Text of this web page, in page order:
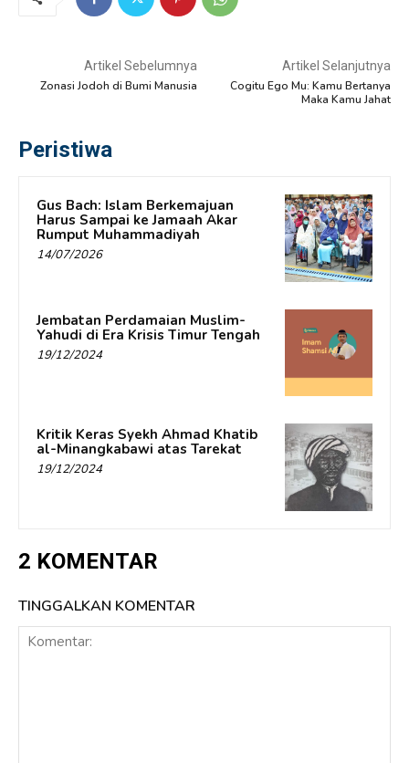
Artikel Sebelumnya
Zonasi Jodoh di Bumi Manusia
Artikel Selanjutnya
Cogitu Ego Mu: Kamu Bertanya
Maka Kamu Jahat
Peristiwa
Gus Bach: Islam Berkemajuan
Harus Sampai ke Jamaah Akar
Rumput Muhammadiyah
14/07/2026
Jembatan Perdamaian Muslim-
Yahudi di Era Krisis Timur Tengah
19/12/2024
Kritik Keras Syekh Ahmad Khatib
al-Minangkabawi atas Tarekat
19/12/2024
2 KOMENTAR
TINGGALKAN KOMENTAR